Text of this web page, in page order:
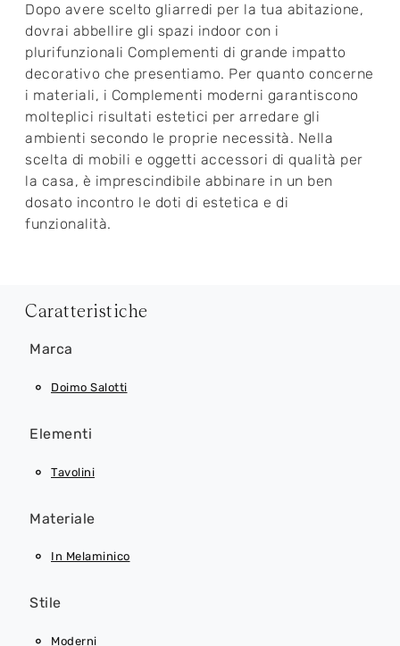
Dopo avere scelto gliarredi per la tua abitazione,
dovrai abbellire gli spazi indoor con i
plurifunzionali Complementi di grande impatto
decorativo che presentiamo. Per quanto concerne
i materiali, i Complementi moderni garantiscono
molteplici risultati estetici per arredare gli
ambienti secondo le proprie necessità. Nella
scelta di mobili e oggetti accessori di qualità per
la casa, è imprescindibile abbinare in un ben
dosato incontro le doti di estetica e di
funzionalità.
Caratteristiche
Marca
Doimo Salotti
Elementi
Tavolini
Materiale
In Melaminico
Stile
Moderni